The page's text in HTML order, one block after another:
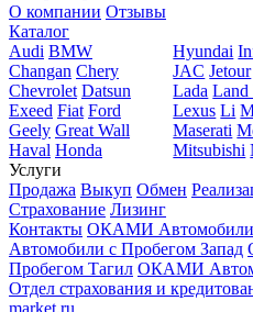
О компании Отзывы
Каталог
Audi BMW
Changan Chery
Chevrolet Datsun
Exeed Fiat Ford
Geely Great Wall
Haval Honda
Hyundai
JAC Jetour
Lada Land
Lexus Li
Maserati
Mitsubishi
Услуги
Продажа Выкуп Обмен
Страхование Лизинг
Контакты ОКАМИ Автомобили
Автомобили с Пробегом Запад
Пробегом Тагил ОКАМИ
Отдел страхования и
market.ru